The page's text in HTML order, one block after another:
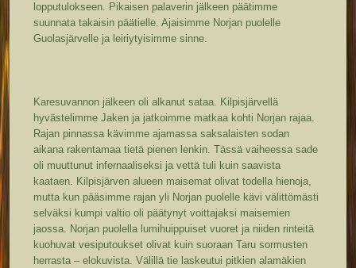
lopputulokseen. Pikaisen palaverin jälkeen päätimme
suunnata takaisin päätielle. Ajaisimme Norjan puolelle
Guolasjärvelle ja leiriytyisimme sinne.
Karesuvannon jälkeen oli alkanut sataa. Kilpisjärvellä
hyvästelimme Jaken ja jatkoimme matkaa kohti Norjan rajaa.
Rajan pinnassa kävimme ajamassa saksalaisten sodan
aikana rakentamaa tietä pienen lenkin. Tässä vaiheessa sade
oli muuttunut infernaaliseksi ja vettä tuli kuin saavista
kaataen. Kilpisjärven alueen maisemat olivat todella hienoja,
mutta kun pääsimme rajan yli Norjan puolelle kävi välittömästi
selväksi kumpi valtio oli päätynyt voittajaksi maisemien
jaossa. Norjan puolella lumihuippuiset vuoret ja niiden rinteitä
kuohuvat vesiputoukset olivat kuin suoraan Taru sormusten
herrasta – elokuvista. Välillä tie laskeutui pitkien alamäkien